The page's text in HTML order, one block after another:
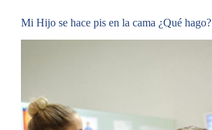
Mi Hijo se hace pis en la cama ¿Qué hago?